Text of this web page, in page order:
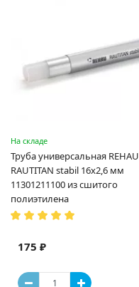
На складе
Труба универсальная REHAU
RAUTITAN stabil 16х2,6 мм
11301211100 из сшитого
полиэтилена
175 ₽